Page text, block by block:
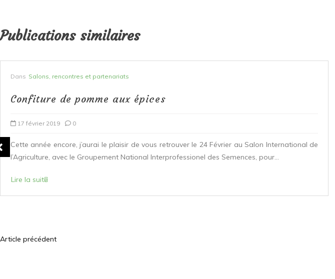
Publications similaires
Dans Salons, rencontres et partenariats
Flashbkack sur le Radis
26 mars 2018 0
Il y a quelques semaines, je vous présentais ici une recette de Tartine de Radis-Beurre que j’ai
eu grand plaisir à préparer...
Lire la suite
N
Article précédent